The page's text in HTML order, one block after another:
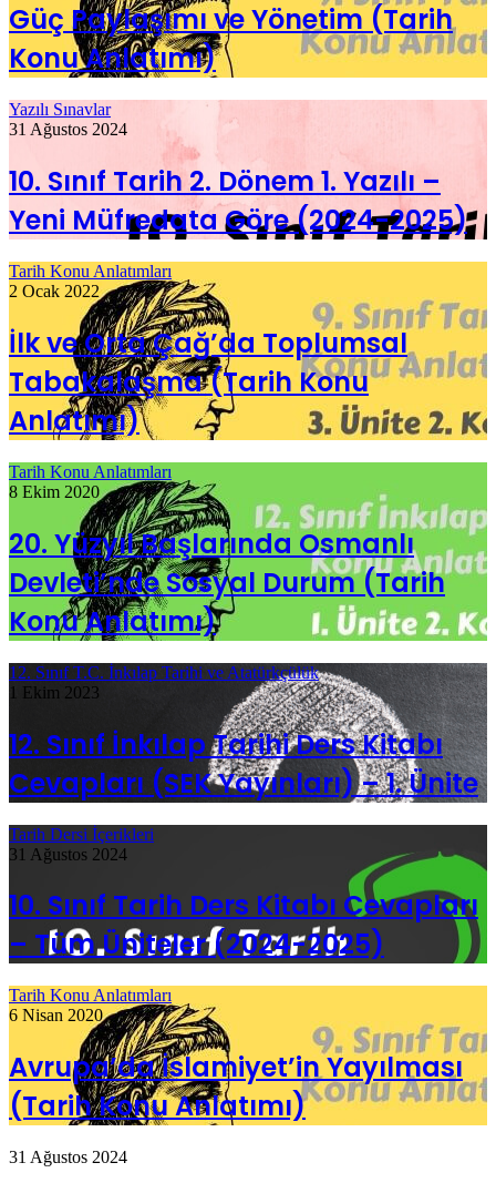
Güç Paylaşımı ve Yönetim (Tarih
Konu Anlatımı)
Yazılı Sınavlar
31 Ağustos 2024
10. Sınıf Tarih 2. Dönem 1. Yazılı –
Yeni Müfredata Göre (2024-2025)
Tarih Konu Anlatımları
2 Ocak 2022
İlk ve Orta Çağ’da Toplumsal
Tabakalaşma (Tarih Konu
Anlatımı)
Tarih Konu Anlatımları
8 Ekim 2020
20. Yüzyıl Başlarında Osmanlı
Devleti’nde Sosyal Durum (Tarih
Konu Anlatımı)
12. Sınıf T.C. İnkılap Tarihi ve Atatürkçülük
1 Ekim 2023
12. Sınıf İnkılap Tarihi Ders Kitabı
Cevapları (SEK Yayınları) – 1. Ünite
Tarih Dersi İçerikleri
31 Ağustos 2024
10. Sınıf Tarih Ders Kitabı Cevapları
– Tüm Üniteler (2024-2025)
Tarih Konu Anlatımları
6 Nisan 2020
Avrupa’da İslamiyet’in Yayılması
(Tarih Konu Anlatımı)
31 Ağustos 2024